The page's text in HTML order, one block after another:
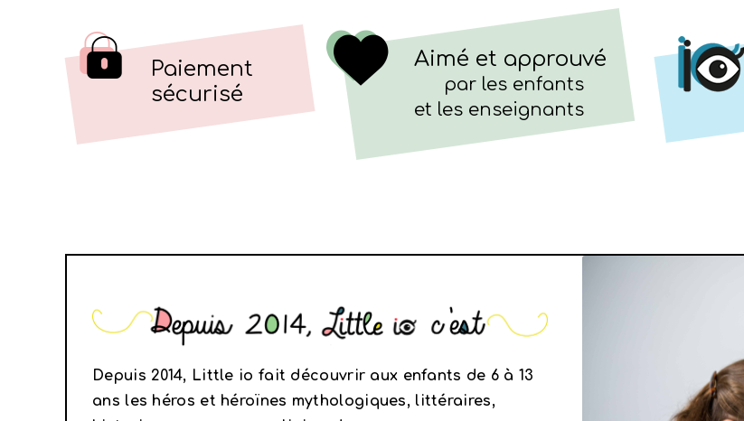
Paiement
sécurisé
Aimé et approuvé
par les enfants
et les enseignants
Depuis 2014, Little io fait découvrir aux enfants de 6 à 13
ans les héros et héroïnes mythologiques, littéraires,